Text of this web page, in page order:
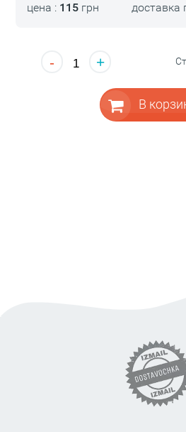
цена : 115грн доставка
- +
В